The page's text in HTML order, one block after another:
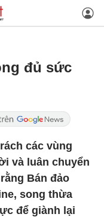
đủ sức
các vùng
và luân chuyển
Bán đảo
song thừa
để giành lại